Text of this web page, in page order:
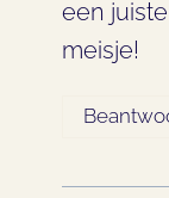
een
meisje!